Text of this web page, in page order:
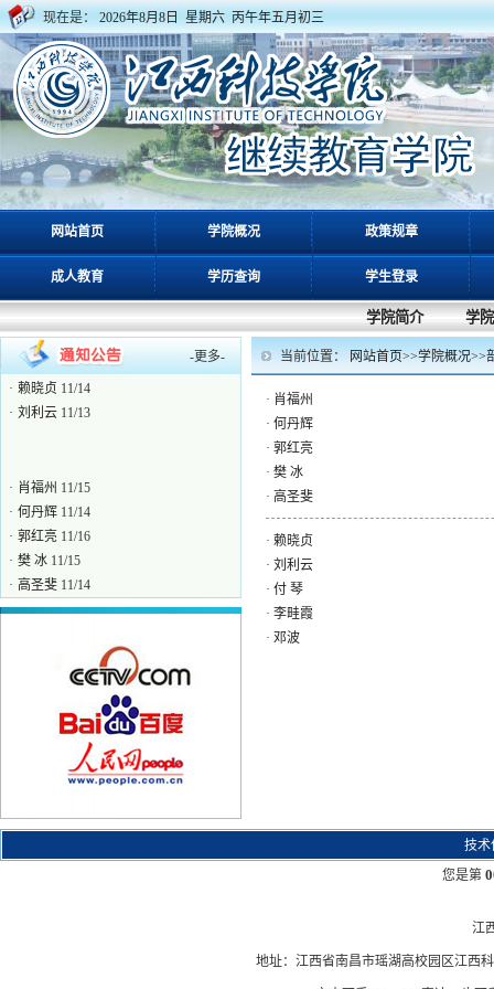
现在是： 2026年8月8日 星期六 丙午年五月初三
网站首页 学院概况 政策规章
成人教育 学历查询 学生登录
学院简介 学
-更多-
何丹辉 11/14
· 郭红亮 11/16
· 樊 冰 11/15
高圣斐 11/14
· 赖晓贞 11/14
· 刘利云 11/13
· 肖福州 11/15
· 何丹辉 11/14
· 郭红亮 11/16
· 樊 冰 11/15
· 高圣斐 11/14
· 赖晓贞 11/14
当前位置： 网站首页>>学院概况>>
· 肖福州
· 何丹辉
· 郭红亮
· 樊 冰
· 高圣斐
· 赖晓贞
· 刘利云
· 付 琴
· 李畦霞
· 邓波
技术
您是第
江
地址：江西省南昌市瑶湖高校园区江西